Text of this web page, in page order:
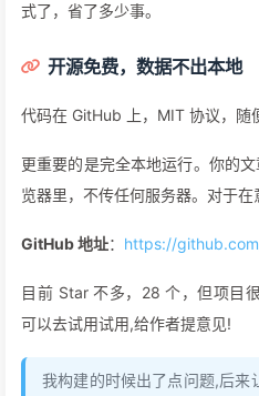
公众号样式终于不崩了
这是让我最惊喜的功能。
SyncCaster 发公众号的时候，能
式。代码高亮在、数学公式在、
开源免费，数据不出本地
代码在 GitHub 上，MIT 协议，随